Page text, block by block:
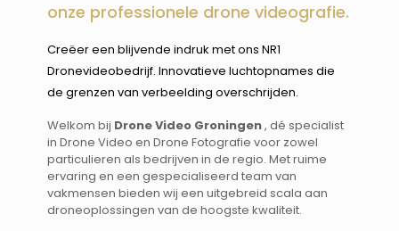
onze professionele drone videografie.
Creëer een blijvende indruk met ons NR1
Dronevideobedrijf. Innovatieve luchtopnames die
de grenzen van verbeelding overschrijden.
Welkom bij Drone Video Groningen, dé specialist
in Drone Video en Drone Fotografie voor zowel
particulieren als bedrijven in de regio. Met ruime
ervaring en een gespecialiseerd team van
vakmensen bieden wij een uitgebreid scala aan
droneoplossingen van de hoogste kwaliteit.